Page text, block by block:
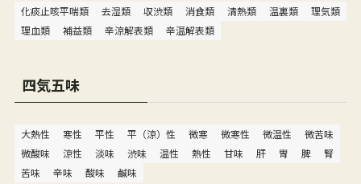
化痰止咳平喘類 去湿類 収渋類 消食類 清熱類 温裏類
理気類
理血類
補益類 辛涼解表類 辛温解表類
四気五味
大熱性 寒性 平性 平（涼）性 微寒 微寒性 微温性
微苦味
微酸味
涼性 淡味 渋味 温性 熱性 甘味 肝 胃 脾
腎
苦味
辛味 酸味 鹹味